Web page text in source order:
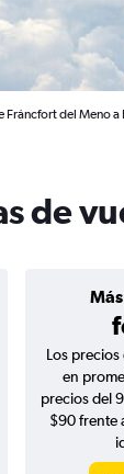
Fráncfort del Meno a
de
Los
en
precios del
$90 frente